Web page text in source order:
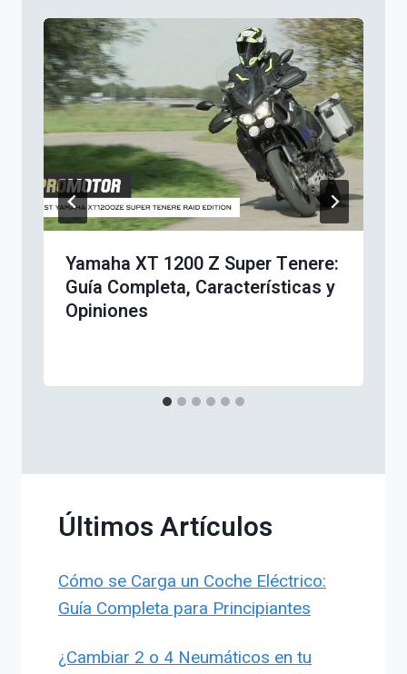
Yamaha XT 1200 Z Super Tenere:
Guía Completa, Características y
Opiniones
Últimos Artículos
Cómo se Carga un Coche Eléctrico:
Guía Completa para Principiantes
¿Cambiar 2 o 4 Neumáticos en tu